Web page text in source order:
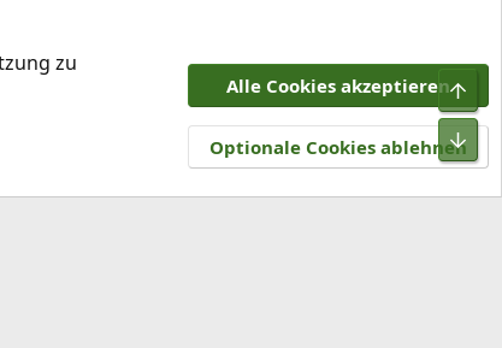
Datenschutz Hilfe und Impressum
R
S
zu
Alle Cookies akzeptieren
Optionale Cookies ablehnen